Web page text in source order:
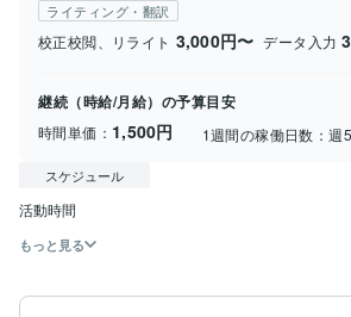
ライティング・翻訳
校正校閲、リライト 3,000円〜 データ入力
継続（時給/月給）の予算目安
時間単価： 1,500円 1週間の稼働日数：週
スケジュール
もっと見る